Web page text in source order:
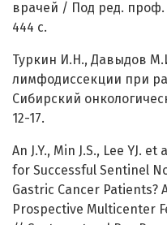
врачей / Под ред. проф.
444 с.
Туркин И.Н., Давыдов
лимфодиссекции при
Сибирский
12-17.
An J.Y., Min J.S., Lee YJ.
for Successful Sentinel
Gastric Cancer Patients?
Prospective Multicenter